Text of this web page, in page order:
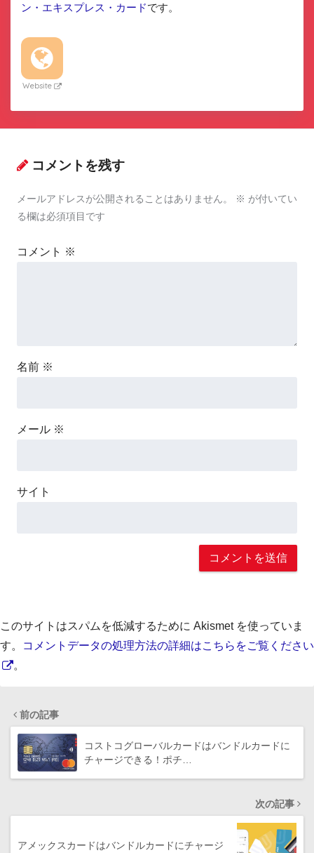
ン・エキスプレス・カードです。
Website
コメントを残す
メールアドレスが公開されることはありません。 ※ が付いてい
る欄は必須項目です
コメント ※
名前 ※
メール ※
サイト
このサイトはスパムを低減するために Akismet を使っていま
す。
コメントデータの処理方法の詳細はこちらをご覧ください
。
前の記事
コストコグローバルカードはバンドルカードに
チャージできる！ポチ…
次の記事
アメックスカードはバンドルカードにチャージ